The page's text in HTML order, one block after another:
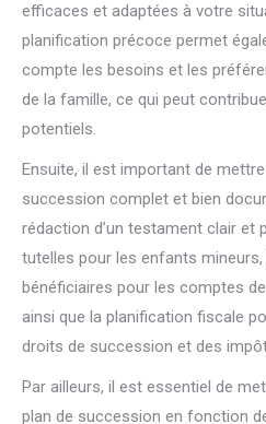
efficaces et adaptées à votre
planification précoce permet
compte les besoins et les
de la famille, ce qui peut
potentiels.
Ensuite, il est important de
succession complet et bien
rédaction d’un testament clair et
tutelles pour les enfants
bénéficiaires pour les comptes
ainsi que la planification fiscale
droits de succession et des
Par ailleurs, il est essentiel de
plan de succession en fonction